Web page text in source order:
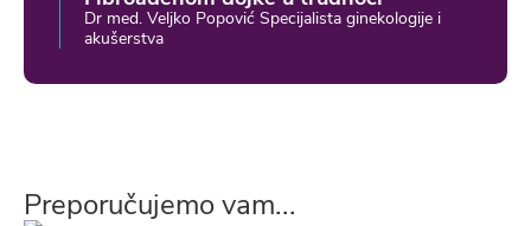
Dr med. Veljko Popović Specijalista ginekologije i
akušerstva
Preporučujemo vam...